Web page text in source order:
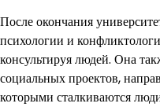
После окончания
психологии и
консультируя людей. Она
социальных проектов,
которыми сталкиваются